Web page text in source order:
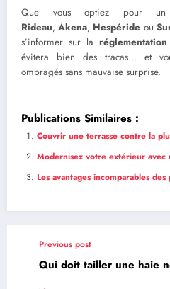
Que vous optiez pour
Rideau,Akena, Hespéride ou
s’informer sur la
évitera bien des tracas… et
ombragés sans mauvaise surprise.
Publications Similaires :
Couvrir une terrasse contre la
Modernisez votre extérieur avec
Les avantages incomparables
Previous post
Qui doit tailler une haie